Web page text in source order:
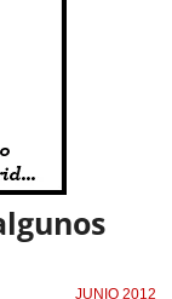
JUNIO 2012